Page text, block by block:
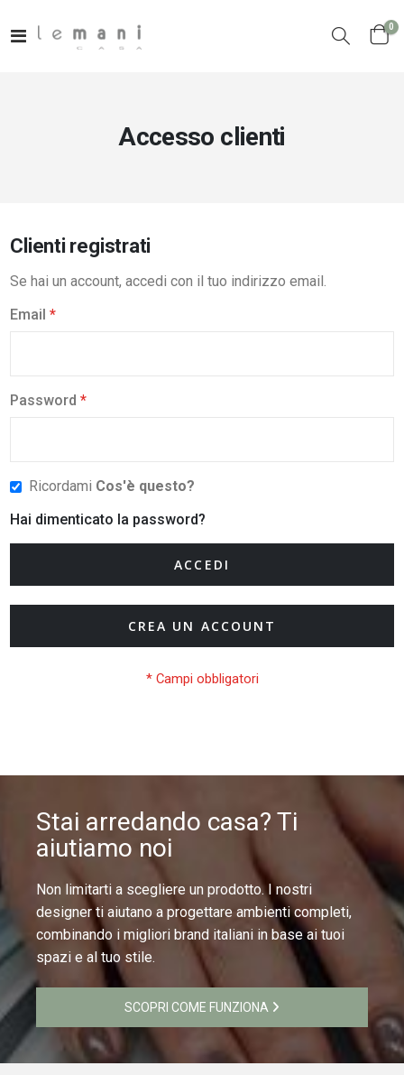
Toggle
Cart
0
Accesso clienti
Clienti registrati
Se hai un account, accedi con il tuo indirizzo email.
Email
Password
Ricordami Cos'è questo?
Hai dimenticato la password?
ACCEDI
CREA UN ACCOUNT
Stai arredando casa? Ti
aiutiamo noi
Non limitarti a scegliere un prodotto. I nostri
designer ti aiutano a progettare ambienti completi,
combinando i migliori brand italiani in base ai tuoi
spazi e al tuo stile.
SCOPRI COME FUNZIONA